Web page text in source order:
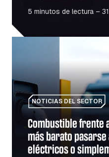
5 minutos de lectura –
NOTICIAS DEL SECTOR
Combustible frente
más barato
eléctricos o